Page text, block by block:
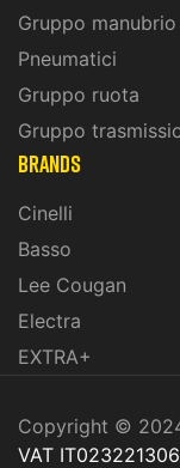
Gruppo manubrio
Pneumatici
Gruppo ruota
Gruppo
BRANDS
Cinelli
Basso
Lee Cougan
Electra
EXTRA+
Copyright ©
VAT